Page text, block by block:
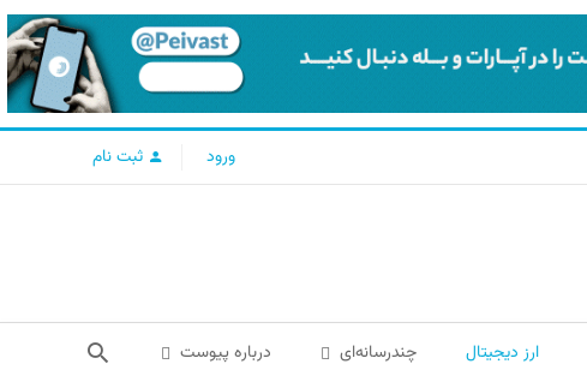
ورود ثبت نام
ارز دیجیتال چندرسانه‌ای درباره پیوست